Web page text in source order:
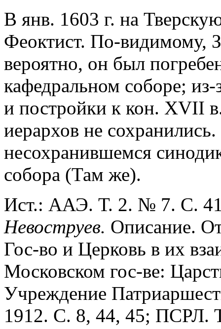
В янв. 1603 г. на
Феоктист. По-видимому,
вероятно, он был
кафедральном соборе;
и постройки к кон. XVII
иерархов не
несохранившемся
собора (Там же).
Ист.: ААЭ. Т. 2. № 7. С.
Невоструев. Описание.
Гос-во и Церковь в их
Московском гос-ве:
Учреждение
1912. С. 8, 44, 45; ПСРЛ.